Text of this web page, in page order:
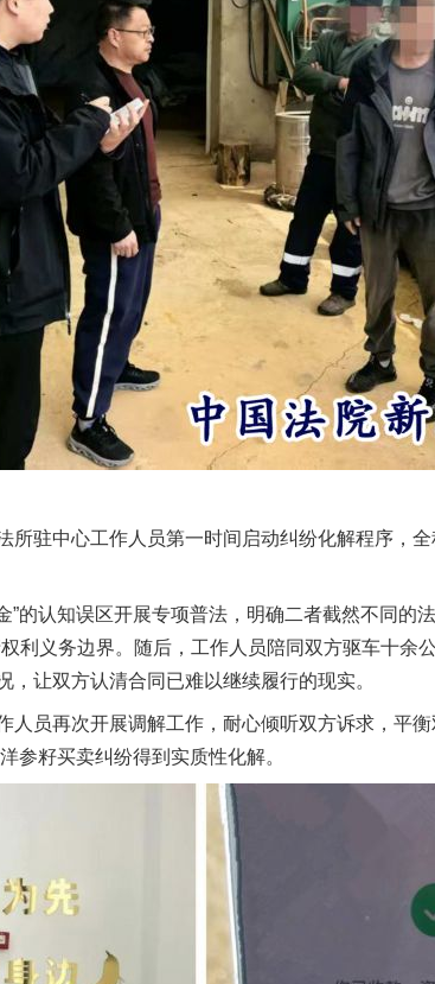
中心工作人员第一时间启动纠纷化解程序，全
认知误区开展专项普法，明确二者截然不同的
利义务边界。随后，工作人员陪同双方驱车十余
让双方认清合同已难以继续履行的现实。
员再次开展调解工作，耐心倾听双方诉求，平衡
参籽买卖纠纷得到实质性化解。
一纸欠条伤亲情 巡回调解促和解..
一批国家标准开始实施